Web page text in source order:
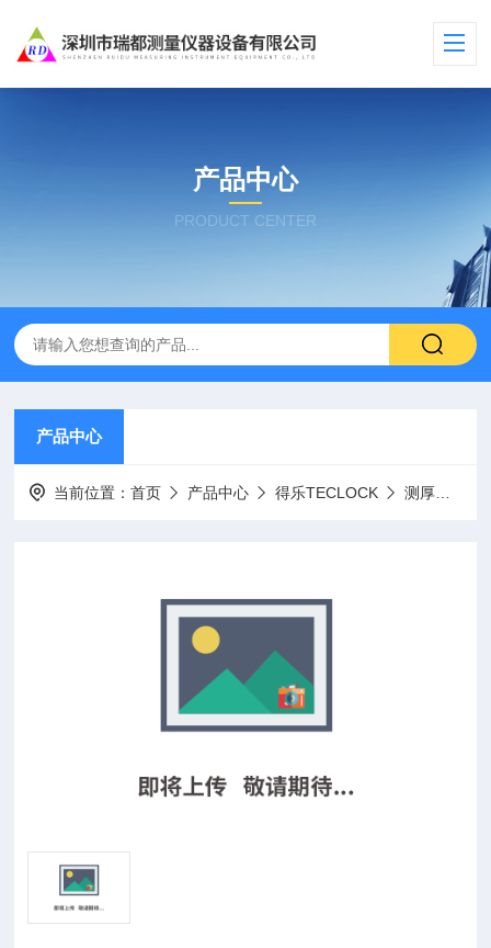
产品中心
PRODUCT CENTER
产品中心
当前位置：首页 产品中心 得乐TECLOCK 测厚仪厚薄表